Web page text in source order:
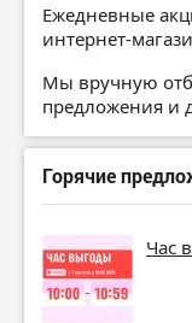
Ежедневные
интернет-
Мы вручную
предложения и
Горячие
Час